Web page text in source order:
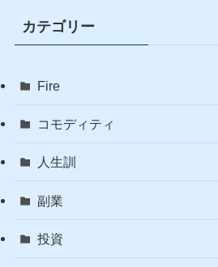
カテゴリー
Fire
コモディティ
人生訓
副業
投資